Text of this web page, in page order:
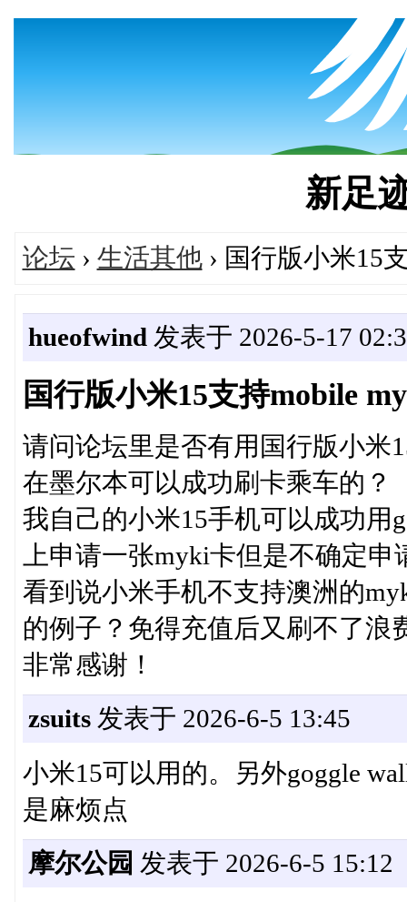
新足
论坛 › 生活其他› 国行版小米15
hueofwind 发表于 2026-5-17
国行版小米15支持mobile
请问论坛里是否有用国行版小米
在墨尔本可以成功刷卡乘车的？
我自己的小米15手机可以成功用
上申请一张myki卡但是不确定
看到说小米手机不支持澳洲的
的例子？免得充值后又刷不了浪
非常感谢！
zsuits发表于 2026-6-5 13:45
小米15可以用的。另外goggle
是麻烦点
摩尔公园 发表于 2026-6-5 15:12